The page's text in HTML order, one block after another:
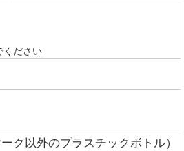
ください
ク以外のプラスチックボトル）